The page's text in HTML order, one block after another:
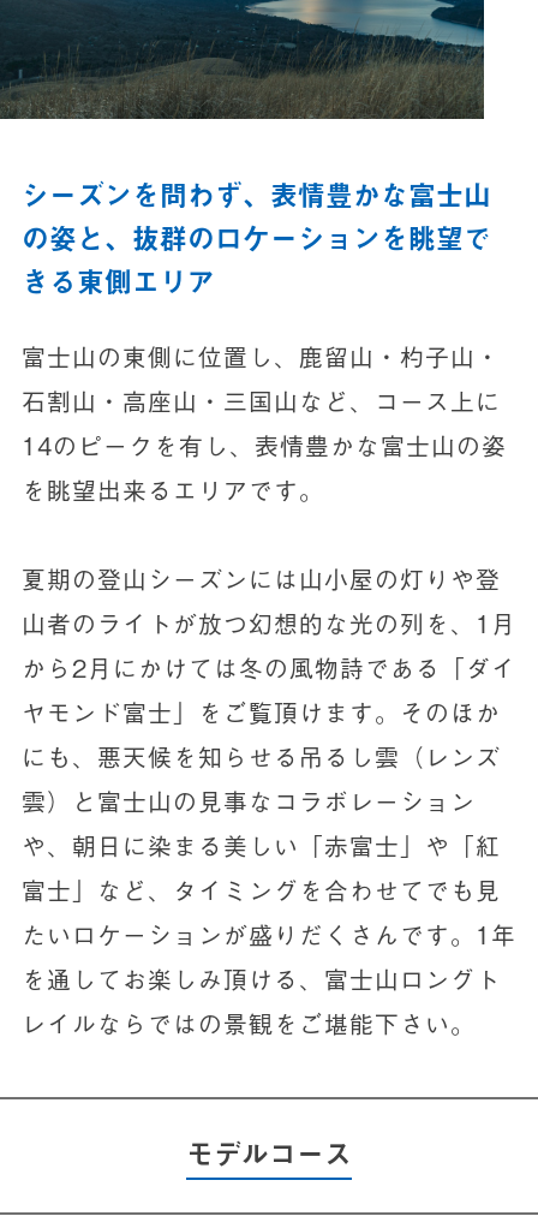
シーズンを問わず、表情豊かな富士山
の姿と、抜群のロケーションを眺望で
きる東側エリア
富士山の東側に位置し、鹿留山・杓子山・
石割山・高座山・三国山など、コース上に
14のピークを有し、表情豊かな富士山の姿
を眺望出来るエリアです。
夏期の登山シーズンには山小屋の灯りや登
山者のライトが放つ幻想的な光の列を、1月
から2月にかけては冬の風物詩である「ダイ
ヤモンド富士」をご覧頂けます。そのほか
にも、悪天候を知らせる吊るし雲（レンズ
雲）と富士山の見事なコラボレーション
や、朝日に染まる美しい「赤富士」や「紅
富士」など、タイミングを合わせてでも見
たいロケーションが盛りだくさんです。1年
を通してお楽しみ頂ける、富士山ロングト
レイルならではの景観をご堪能下さい。
モデルコース